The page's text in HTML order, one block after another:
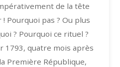
de la tête
Pourquoi pas ? Ou plus
? Pourquoi ce rituel ?
1793, quatre mois après
Première République,